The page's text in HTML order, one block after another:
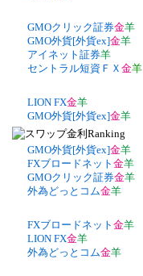
GMOクリック証券金羊
GMO外貨[外貨ex]金羊
アイネット証券羊
セントラル短資ＦＸ 金羊
LION FX金羊
GMO外貨[外貨ex]金羊
GMO外貨[外貨ex]金羊
FXブロードネット 金羊
GMOクリック証券金羊
外為どっとコム金羊
FXブロードネット 金羊
LION FX金羊
外為どっとコム金羊